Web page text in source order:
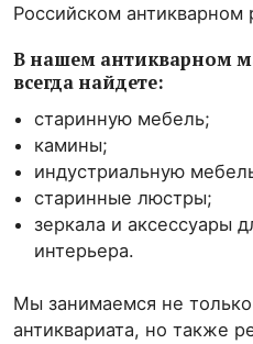
Российском антикварном
В нашем антикварном
всегда найдете:
старинную мебель;
камины;
индустриальную
старинные люстры;
зеркала и аксессуары
интерьера.
Мы занимаемся не
антиквариата, но также